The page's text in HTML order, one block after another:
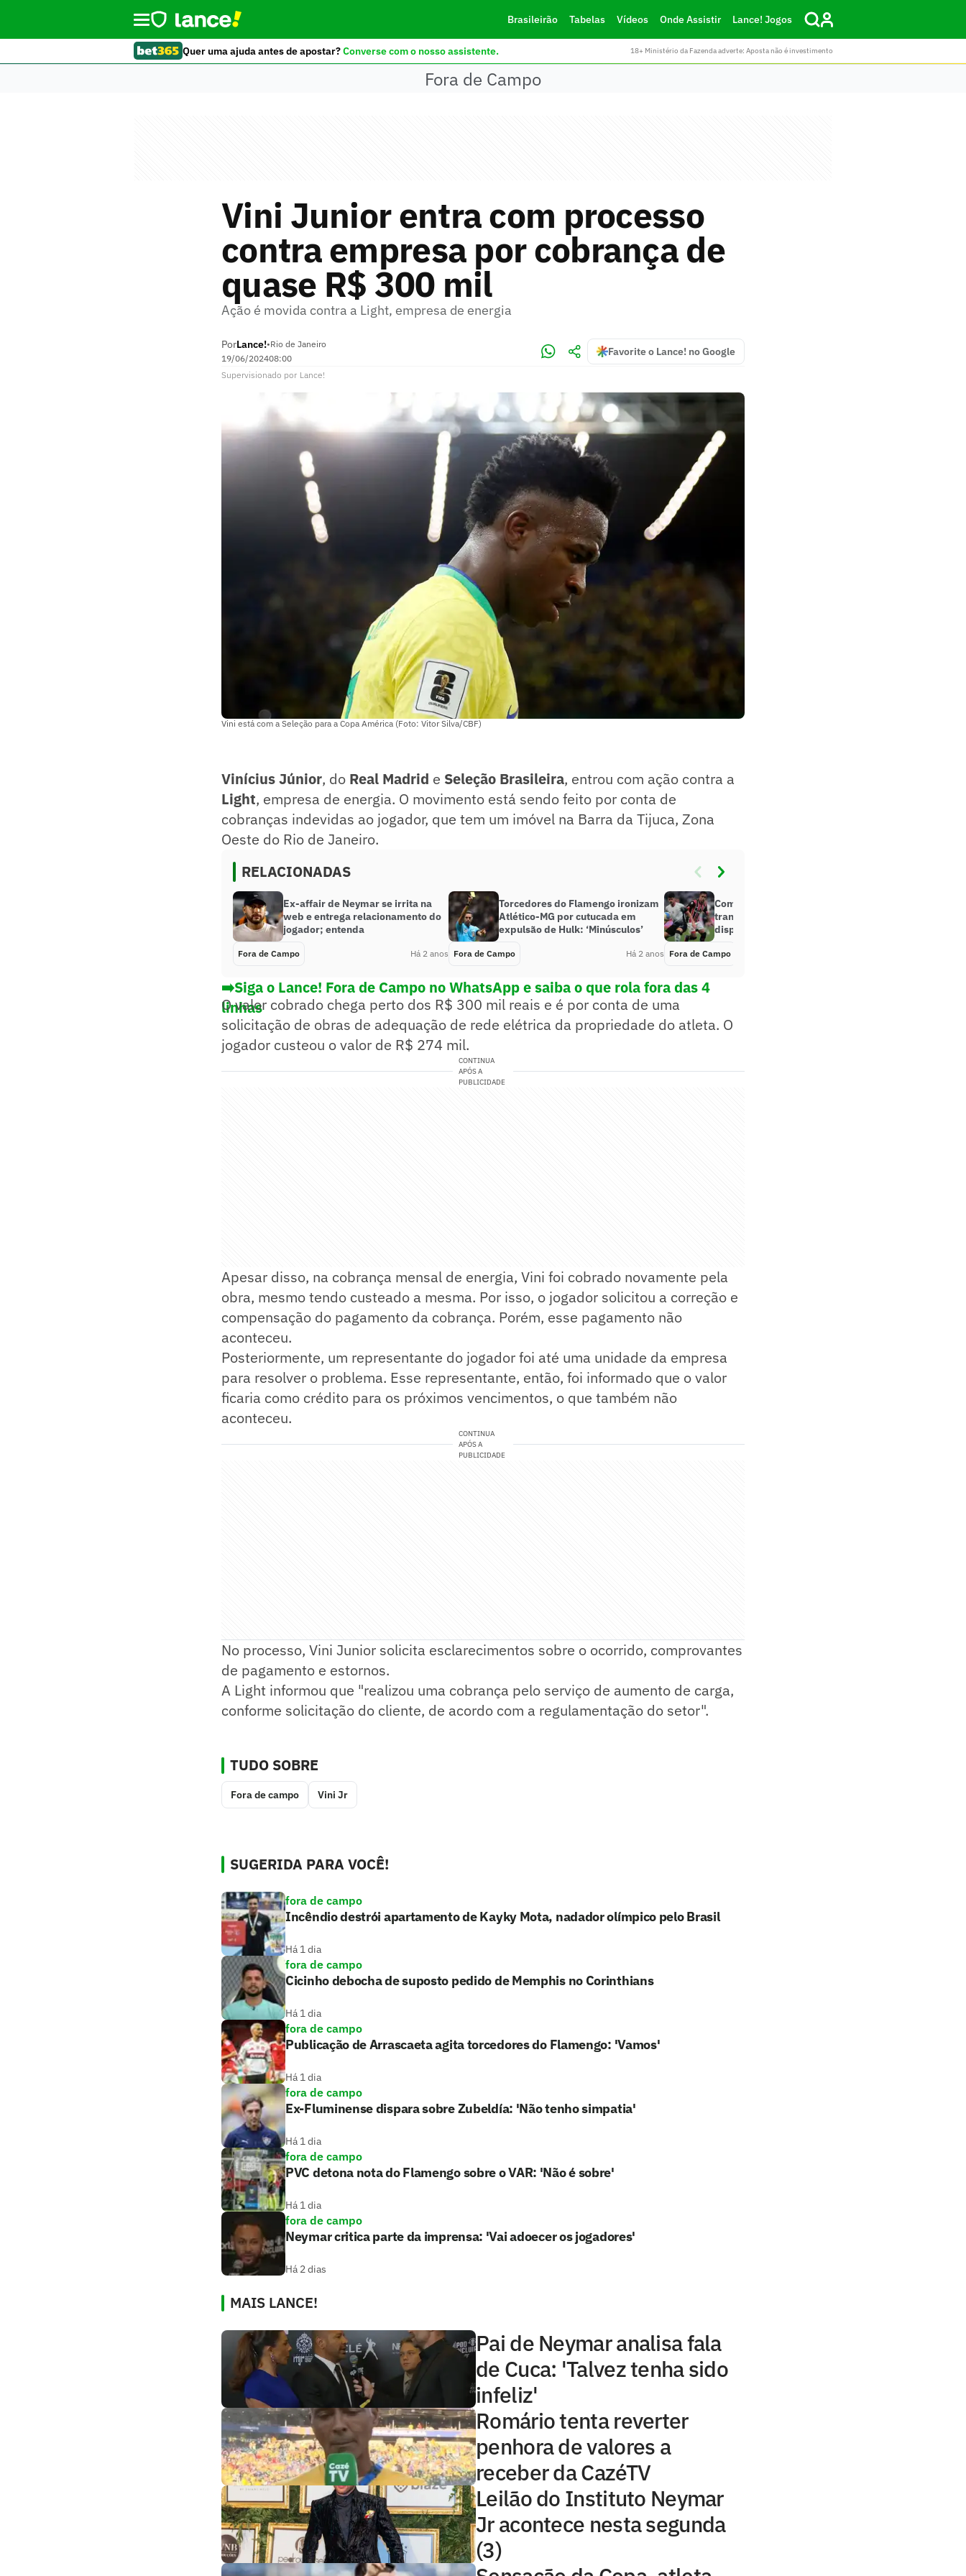
Brasileirão Tabelas Vídeos Onde Assistir Lance! Jogos
Quer uma ajuda antes de apostar?Converse com o nosso assistente. 18+ Ministério da Fazenda adverte: Aposta não é investimento
Fora de Campo
Vini Junior entra com processo
contra empresa por cobrança de
quase R$ 300 mil
Ação é movida contra a Light, empresa de energia
PorLance!•Rio de Janeiro
19/06/202408:00
Favorite o Lance! no Google
Supervisionado por Lance!
Vini está com a Seleção para a Copa América (Foto: Vitor Silva/CBF)
Vinícius Júnior, do Real Madrid e Seleção Brasileira, entrou com ação contra a
Light, empresa de energia. O movimento está sendo feito por conta de
cobranças indevidas ao jogador, que tem um imóvel na Barra da Tijuca, Zona
Oeste do Rio de Janeiro.
RELACIONADAS
Ex-affair de Neymar se irrita na
web e entrega relacionamento do
jogador; entenda
Fora de Campo Há 2 anos
Torcedores do Flamengo ironizam
Atlético-MG por cutucada em
expulsão de Hulk: ‘Minúsculos’
Fora de Campo Há 2 anos
Comentarista bate boca em
transmissão e coloca cargo à
disposição
Fora de Campo
➡️Siga o Lance! Fora de Campo no WhatsApp e saiba o que rola fora das 4
linhas
O valor cobrado chega perto dos R$ 300 mil reais e é por conta de uma
solicitação de obras de adequação de rede elétrica da propriedade do atleta. O
jogador custeou o valor de R$ 274 mil.
CONTINUA
APÓS A
PUBLICIDADE
Apesar disso, na cobrança mensal de energia, Vini foi cobrado novamente pela
obra, mesmo tendo custeado a mesma. Por isso, o jogador solicitou a correção e
compensação do pagamento da cobrança. Porém, esse pagamento não
aconteceu.
Posteriormente, um representante do jogador foi até uma unidade da empresa
para resolver o problema. Esse representante, então, foi informado que o valor
ficaria como crédito para os próximos vencimentos, o que também não
aconteceu.
CONTINUA
APÓS A
PUBLICIDADE
No processo, Vini Junior solicita esclarecimentos sobre o ocorrido, comprovantes
de pagamento e estornos.
A Light informou que "realizou uma cobrança pelo serviço de aumento de carga,
conforme solicitação do cliente, de acordo com a regulamentação do setor".
TUDO SOBRE
Fora de campo Vini Jr
SUGERIDA PARA VOCÊ!
fora de campo
Incêndio destrói apartamento de Kayky Mota, nadador olímpico pelo Brasil
Há 1 dia
fora de campo
Cicinho debocha de suposto pedido de Memphis no Corinthians
Há 1 dia
fora de campo
Publicação de Arrascaeta agita torcedores do Flamengo: 'Vamos'
Há 1 dia
fora de campo
Ex-Fluminense dispara sobre Zubeldía: 'Não tenho simpatia'
Há 1 dia
fora de campo
PVC detona nota do Flamengo sobre o VAR: 'Não é sobre'
Há 1 dia
fora de campo
Neymar critica parte da imprensa: 'Vai adoecer os jogadores'
Há 2 dias
MAIS LANCE!
Pai de Neymar analisa fala
de Cuca: 'Talvez tenha sido
infeliz'
Romário tenta reverter
penhora de valores a
receber da CazéTV
Leilão do Instituto Neymar
Jr acontece nesta segunda
(3)